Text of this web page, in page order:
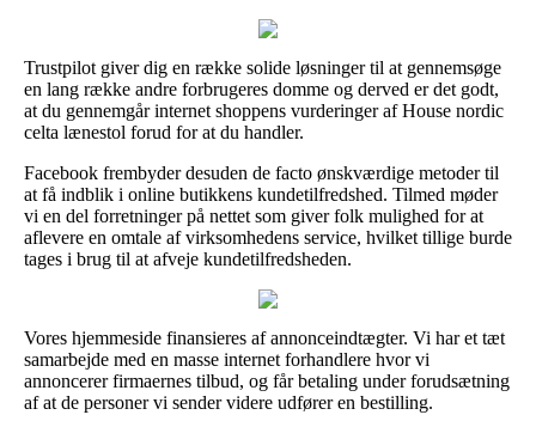
Trustpilot giver dig en række solide løsninger til at gennemsøge
en lang række andre forbrugeres domme og derved er det godt,
at du gennemgår internet shoppens vurderinger af House nordic
celta lænestol forud for at du handler.
Facebook frembyder desuden de facto ønskværdige metoder til
at få indblik i online butikkens kundetilfredshed. Tilmed møder
vi en del forretninger på nettet som giver folk mulighed for at
aflevere en omtale af virksomhedens service, hvilket tillige burde
tages i brug til at afveje kundetilfredsheden.
Vores hjemmeside finansieres af annonceindtægter. Vi har et tæt
samarbejde med en masse internet forhandlere hvor vi
annoncerer firmaernes tilbud, og får betaling under forudsætning
af at de personer vi sender videre udfører en bestilling.